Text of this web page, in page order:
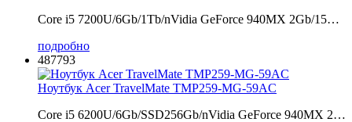
Core i5 7200U/6Gb/1Tb/nVidia GeForce 940MX 2Gb/15…
подробно
487793
Ноутбук Acer TravelMate TMP259-MG-59AC
Core i5 6200U/6Gb/SSD256Gb/nVidia GeForce 940MX 2…